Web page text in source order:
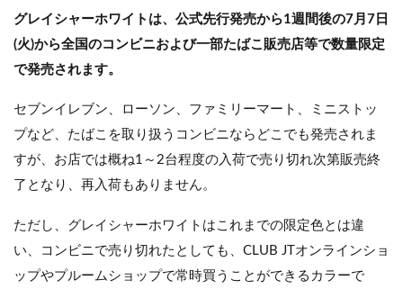
グレイシャーホワイトは、公式先行発売から1週間後の7 月7日
(火)から全国のコンビニおよび一部たばこ販売店等で数量限定
で発売されます。
セブンイレブン、ローソン、ファミリーマート、ミニストッ
プなど、たばこを取り扱うコンビニならどこでも発売されま
すが、お店では概ね1～2台程度の入荷で売り切れ次第販売終
了となり、再入荷もありません。
ただし、グレイシャーホワイトはこれまでの限定色とは違
い、コンビニで売り切れたとしても、CLUB JTオンラインショ
ップやプルームショップで常時買うことができるカラーで